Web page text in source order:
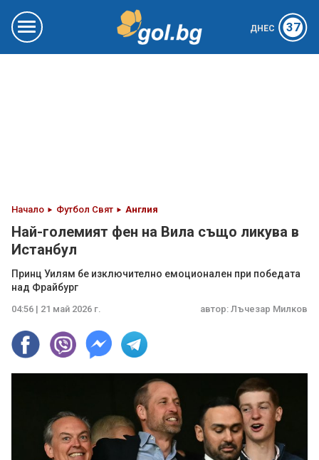
ДНЕС 37
Начало Футбол Свят Англия
Най-големият фен на Вила също ликува в
Истанбул
Принц Уилям бе изключително емоционален при победата
над Фрайбург
04:56 | 21 май 2026 г. автор: Лъчезар Милков